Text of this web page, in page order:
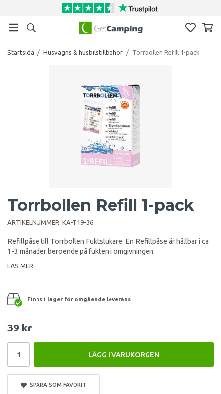
Startsida / Husvagns & husbilstillbehör / Torrbollen Refill 1-pack
Torrbollen Refill 1-pack
ARTIKELNUMMER: KA-T19-36
Refillpåse till Torrbollen Fuktslukare. En Refillpåse är hållbar i ca
1-3 månader beroende på fukten i omgivningen.
LÄS MER
Finns i lager för omgående leverans
39 kr
LÄGG I VARUKORGEN
SPARA SOM FAVORIT